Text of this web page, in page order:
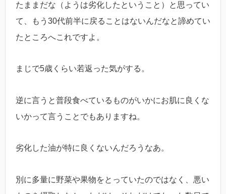
たままだな（ようは劣化したということ）と思ってい
て、もう30代前半に戻ることはないんだなと諦めてい
たところへこれですよ。
まじで5歳くらい若返った気がする。
逆に言うと普段食べているものがいかにお肌に良くな
いかって言うことでもありますね。
劣化した油が特に良くないんだろうなあ。
別に多量に野菜や果物をとっていたのではなく、悪い